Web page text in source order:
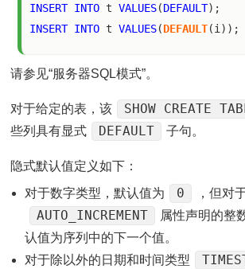
INSERT INTO t VALUES(DEFAULT
INSERT INTO t VALUES(DEFAULT
请参见“服务器SQL模式”。
对于给定的表，该 SHOW CREATE
些列具有显式
DEFAULT 子句。
隐式默认值定义如下：
对于数字类型，默认值为 0 ，但对
AUTO_INCREMENT
属性声明的整
认值为序列中的下一个值。
对于除以外的日期和时间类型